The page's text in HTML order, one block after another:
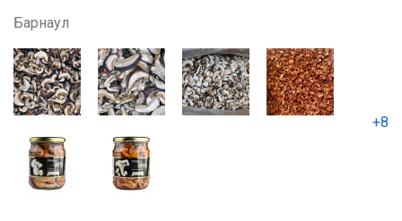
Барнаул
+8